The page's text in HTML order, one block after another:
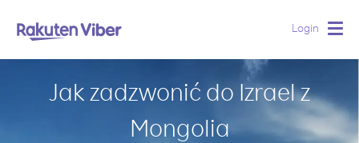
Login
Jak zadzwonić do Izrael z
Mongolia